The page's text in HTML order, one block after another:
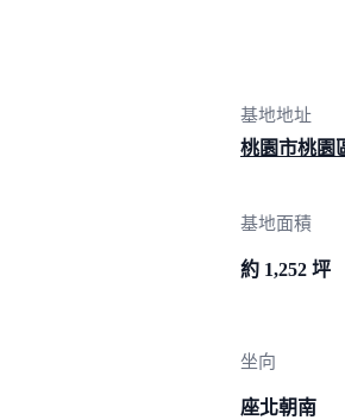
基地地址
桃園市桃園
基地面積
約 1,252 坪
坐向
座北朝南